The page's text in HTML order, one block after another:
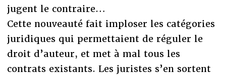
jugent le contraire…
Cette nouveauté fait imploser les catégories
juridiques qui permettaient de réguler le
droit d’auteur, et met à mal tous les
contrats existants. Les juristes s’en sortent